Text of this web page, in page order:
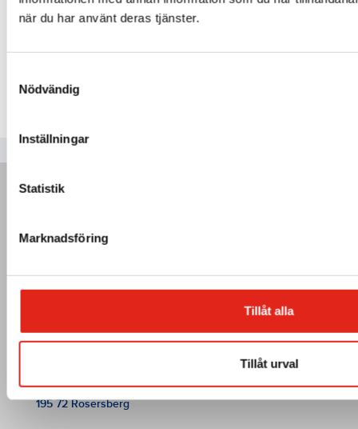
när du har använt deras tjänster.
Nödvändig
Inställningar
Statistik
Marknadsföring
Tillåt alla
Tillåt urval
Tallbacksgatan 13 A
195 72 Rosersberg